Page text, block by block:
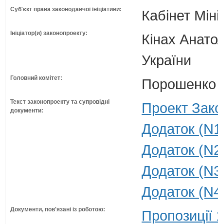
Суб'єкт права законодавчої ініціативи: Кабінет
Ініціатор(и) законопроекту:
Кінах
України
Головний комітет: Порошенко
Текст законопроекту та супровідні
документи:
Проект
Додаток
Додаток
Додаток
Додаток
Документи, пов'язані із роботою: